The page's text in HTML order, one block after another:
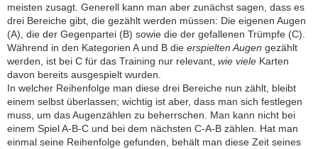
meisten zusagt. Generell kann man aber zunächst sagen, dass es
drei Bereiche gibt, die gezählt werden müssen: Die eigenen Augen
(A), die der Gegenpartei (B) sowie die der gefallenen Trümpfe (C).
Während in den Kategorien A und B die erspielten Augen gezählt
werden, ist bei C für das Training nur relevant, wie viele Karten
davon bereits ausgespielt wurden.
In welcher Reihenfolge man diese drei Bereiche nun zählt, bleibt
einem selbst überlassen; wichtig ist aber, dass man sich festlegen
muss, um das Augenzählen zu beherrschen. Man kann nicht bei
einem Spiel A-B-C und bei dem nächsten C-A-B zählen. Hat man
einmal seine Reihenfolge gefunden, behält man diese Zeit seines